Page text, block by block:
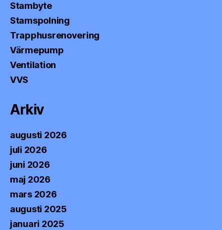
Stambyte
Stamspolning
Trapphusrenovering
Värmepump
Ventilation
VVS
Arkiv
augusti 2026
juli 2026
juni 2026
maj 2026
mars 2026
augusti 2025
januari 2025